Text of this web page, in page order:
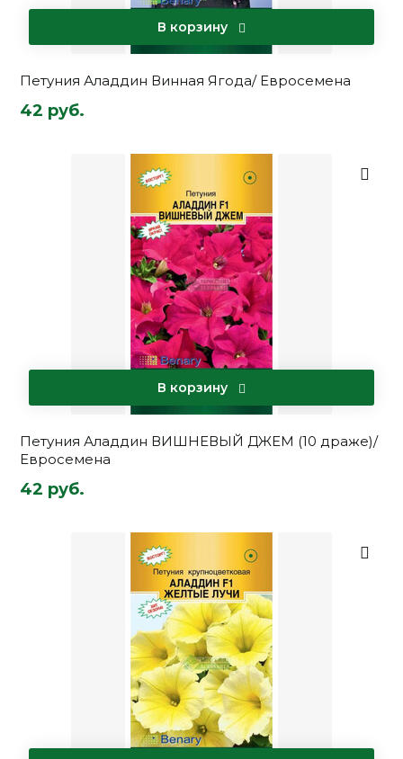
В корзину
Петуния Аладдин Винная Ягода/ Евросемена
42 руб.
В корзину
Петуния Аладдин ВИШНЕВЫЙ ДЖЕМ (10 драже)/
Евросемена
42 руб.